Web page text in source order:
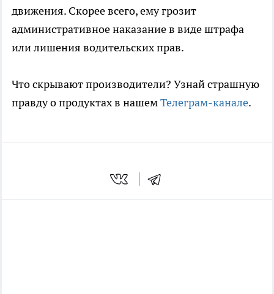
движения. Скорее всего, ему грозит
административное наказание в виде штрафа
или лишения водительских прав.
Что скрывают производители? Узнай страшную
правду о продуктах в нашемТелеграм-канале.